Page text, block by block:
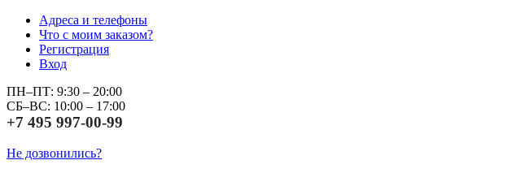
Адреса и телефоны
Что с моим заказом?
Регистрация
Вход
ПН–ПТ: 9:30 – 20:00
СБ–ВС: 10:00 – 17:00
+7 495 997-00-99
Не дозвонились?